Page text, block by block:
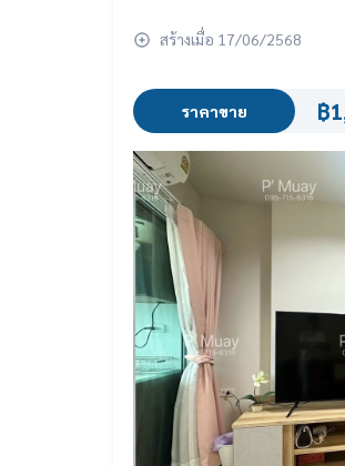
สร้างเมื่อ 17/06/2568
ราคาขาย ฿